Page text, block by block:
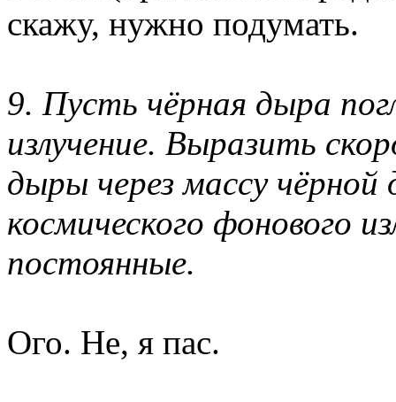
скажу, нужно подумать.
9. Пусть чёрная дыра
излучение. Выразить
дыры через массу
космического фонового
постоянные.
Ого. Не, я пас.